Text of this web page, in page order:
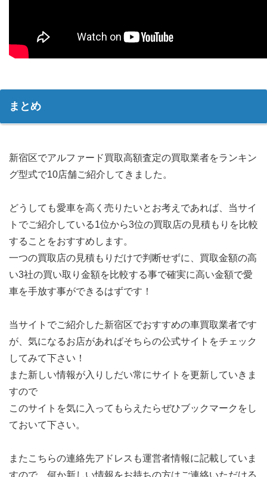
まとめ
新宿区でアルファード買取高額査定の買取業者をランキン
グ型式で10店舗ご紹介してきました。
どうしても愛車を高く売りたいとお考えであれば、当サイ
トでご紹介している1位から3位の買取店の見積もりを比較
することをおすすめします。
一つの買取店の見積もりだけで判断せずに、買取金額の高
い3社の買い取り金額を比較する事で確実に高い金額で愛
車を手放す事ができるはずです！
当サイトでご紹介した新宿区でおすすめの車買取業者です
が、気になるお店があればそちらの公式サイトをチェック
してみて下さい！
また新しい情報が入りしだい常にサイトを更新していきま
すので
このサイトを気に入ってもらえたらぜひブックマークをし
ておいて下さい。
またこちらの連絡先アドレスも運営者情報に記載していま
すので、何か新しい情報をお持ちの方はご連絡いただける